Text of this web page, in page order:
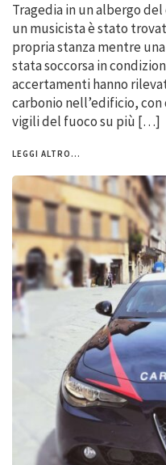
Tragedia in un albergo
un musicista è stato
propria stanza mentre
stata soccorsa in
accertamenti hanno
carbonio nell’edificio,
vigili del fuoco su più […]
LEGGI ALTRO...